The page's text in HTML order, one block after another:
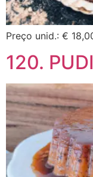
Preço unid.: €
120.